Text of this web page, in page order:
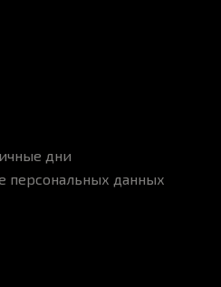
дни
персональных данных